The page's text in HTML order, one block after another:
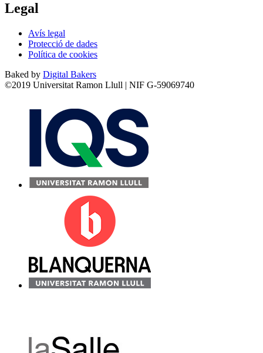
Legal
Avís legal
Protecció de dades
Política de cookies
Baked by Digital Bakers
©2019 Universitat Ramon Llull | NIF G-59069740